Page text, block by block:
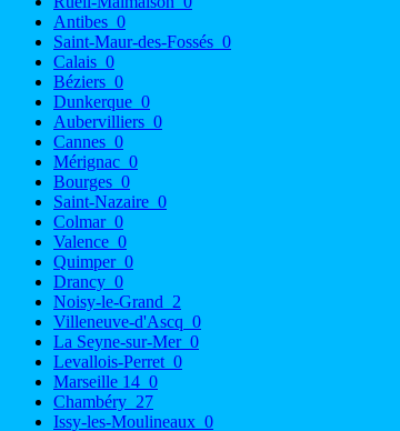
Antibes 0
Saint-Maur-des-Fossés 0
Calais 0
Béziers 0
Dunkerque 0
Aubervilliers 0
Cannes 0
Mérignac 0
Bourges 0
Saint-Nazaire 0
Colmar 0
Valence 0
Quimper 0
Drancy 0
Noisy-le-Grand 2
Villeneuve-d'Ascq 0
La Seyne-sur-Mer 0
Levallois-Perret 0
Marseille 14 0
Chambéry 27
Issy-les-Moulineaux 0